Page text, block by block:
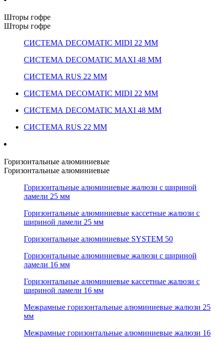
Шторы гофре
Шторы гофре
СИСТЕМА DECOMATIC MIDI 22 ММ
СИСТЕМА DECOMATIC MAXI 48 ММ
СИСТЕМА RUS 22 ММ
СИСТЕМА DECOMATIC MIDI 22 ММ
СИСТЕМА DECOMATIC MAXI 48 ММ
СИСТЕМА RUS 22 ММ
Горизонтальные алюминиевые
Горизонтальные алюминиевые
Горизонтальные алюминиевые жалюзи с шириной
ламели 25 мм
Горизонтальные алюминиевые кассетные жалюзи с
шириной ламели 25 мм
Горизонтальные алюминиевые SYSTEM 50
Горизонтальные алюминиевые жалюзи с шириной
ламели 16 мм
Горизонтальные алюминиевые кассетные жалюзи с
шириной ламели 16 мм
Межрамные горизонтальные алюминиевые жалюзи 25
мм
Межрамные горизонтальные алюминиевые жалюзи 16